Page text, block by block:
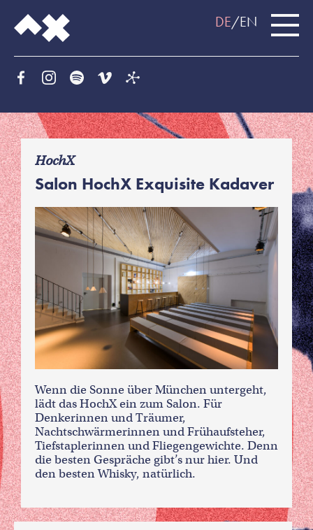
DE EN
f
HochX
Salon HochX Exquisite Kadaver
Wenn die Sonne über München untergeht,
lädt das HochX ein zum Salon. Für
Denkerinnen und Träumer,
Nachtschwärmerinnen und Frühaufsteher,
Tiefstaplerinnen und Fliegengewichte. Denn
die besten Gespräche gibt’s nur hier. Und
den besten Whisky, natürlich.